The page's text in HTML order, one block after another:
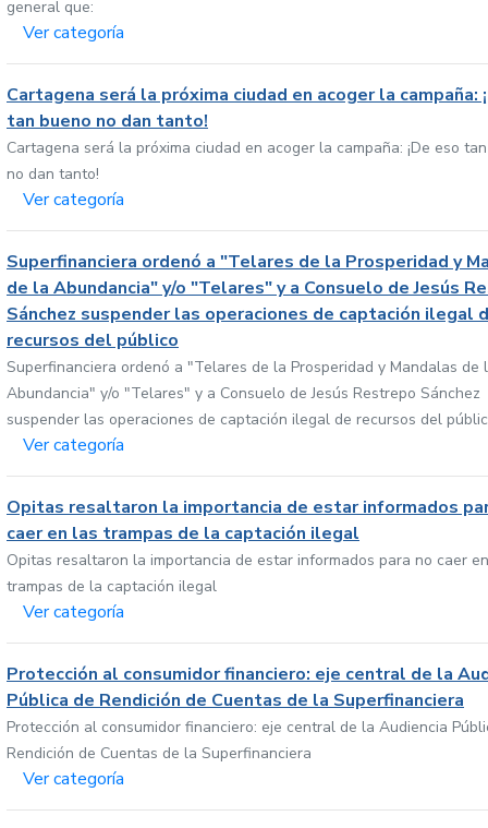
general que:
Ver categoría
Cartagena será la próxima ciudad en acoger la campaña:
tan bueno no dan tanto!
Cartagena será la próxima ciudad en acoger la campaña: ¡De eso
no dan tanto!
Ver categoría
Superfinanciera ordenó a "Telares de la Prosperidad y
de la Abundancia" y/o "Telares" y a Consuelo de Jesús
Sánchez suspender las operaciones de captación ilegal
recursos del público
Superfinanciera ordenó a "Telares de la Prosperidad y Mandalas de
Abundancia" y/o "Telares" y a Consuelo de Jesús Restrepo Sánchez
suspender las operaciones de captación ilegal de recursos del
Ver categoría
Opitas resaltaron la importancia de estar informados
caer en las trampas de la captación ilegal
Opitas resaltaron la importancia de estar informados para no caer
trampas de la captación ilegal
Ver categoría
Protección al consumidor financiero: eje central de la
Pública de Rendición de Cuentas de la Superfinanciera
Protección al consumidor financiero: eje central de la Audiencia
Rendición de Cuentas de la Superfinanciera
Ver categoría